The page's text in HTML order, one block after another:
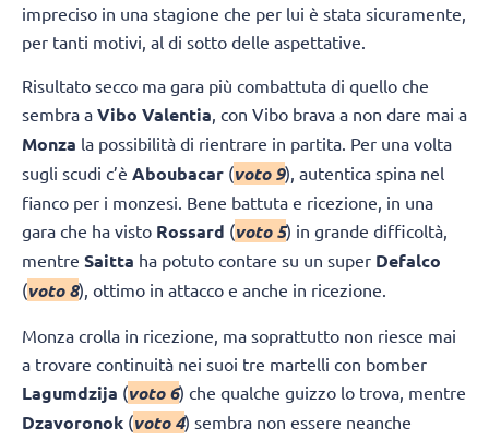
impreciso in una stagione che per lui è stata sicuramente,
per tanti motivi, al di sotto delle aspettative.
Risultato secco ma gara più combattuta di quello che
sembra a Vibo Valentia, con Vibo brava a non dare mai a
Monza la possibilità di rientrare in partita. Per una volta
sugli scudi c’è Aboubacar (voto 9), autentica spina nel
fianco per i monzesi. Bene battuta e ricezione, in una
gara che ha visto Rossard (voto 5) in grande difficoltà,
mentre Saitta ha potuto contare su un super Defalco
(voto 8), ottimo in attacco e anche in ricezione.
Monza crolla in ricezione, ma soprattutto non riesce mai
a trovare continuità nei suoi tre martelli con bomber
Lagumdzija (voto 6) che qualche guizzo lo trova, mentre
Dzavoronok (voto 4) sembra non essere neanche